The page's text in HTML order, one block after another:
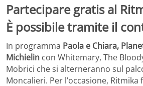
Partecipare gratis al
È possibile tramite il
In programma Paola e Chiara,
Michielin con Whitemary, The
Mobrici che si alterneranno sul
Moncalieri. Per l’occasione, Ritmika